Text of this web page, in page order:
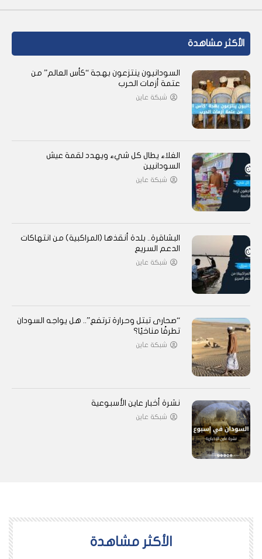
الأكثر مشاهدة
السودانيون ينتزعون بهجة “كأس العالم” من
عتمة أزمات الحرب
شبكة عاين
الغلاء يطال كل شيء ويهدد لقمة عيش
السودانيين
شبكة عاين
البشاقرة.. بلدة أنقذها (المراكبية) من انتهاكات
الدعم السريع
شبكة عاين
“صحارى تبتل وحرارة ترتفع”.. هل يواجه السودان
تطرفًا مناخيًا؟
شبكة عاين
نشرة أخبار عاين الأسبوعية
شبكة عاين
اﻷكثر مشاهدة